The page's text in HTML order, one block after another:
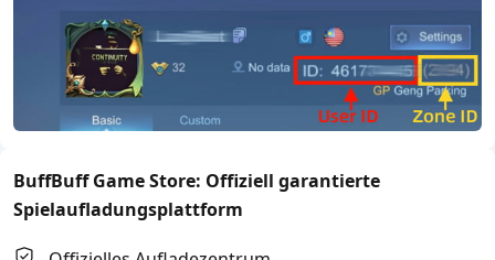
BuffBuff Game Store: Offiziell garantierte
Spielaufladungsplattform